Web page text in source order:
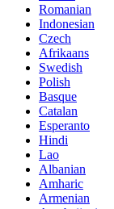
Romanian
Indonesian
Czech
Afrikaans
Swedish
Polish
Basque
Catalan
Esperanto
Hindi
Lao
Albanian
Amharic
Armenian